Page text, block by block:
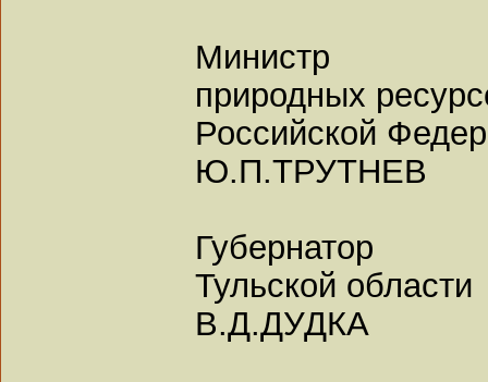
Министр
природных
Российской
Ю.П.ТРУТНЕВ
Губернатор
Тульской области
В.Д.ДУДКА